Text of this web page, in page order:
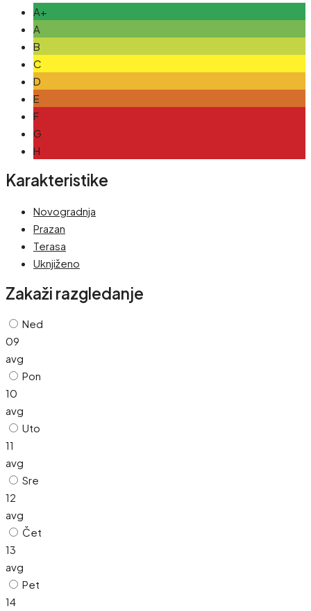
A+
A
B
C
D
E
F
G
H
Karakteristike
Novogradnja
Prazan
Terasa
Uknjiženo
Zakaži razgledanje
Ned
09
avg
Pon
10
avg
Uto
11
avg
Sre
12
avg
Čet
13
avg
Pet
14